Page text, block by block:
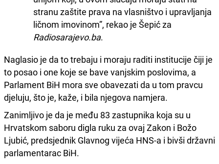
stranu zaštite prava na vlasništvo i upravljanja
ličnom imovinom”, rekao je Šepić za
Radiosarajevo.ba.
Naglasio je da to trebaju i moraju raditi institucije čiji je
to posao i one koje se bave vanjskim poslovima, a
Parlament BiH mora sve obavezati da u tom pravcu
djeluju, što je, kaže, i bila njegova namjera.
Zanimljivo je da je među 83 zastupnika koja su u
Hrvatskom saboru digla ruku za ovaj Zakon i Božo
Ljubić, predsjednik Glavnog vijeća HNS-a i bivši državni
parlamentarac BiH.